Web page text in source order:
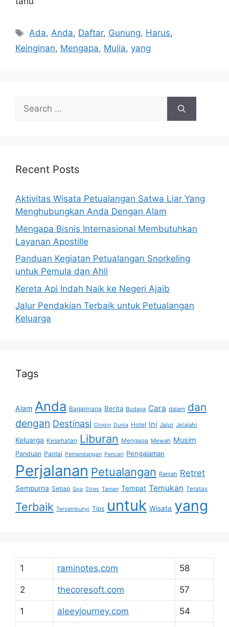
Tags
Ada,Anda, Daftar, Gunung, Harus,
Keinginan, Mengapa, Mulia, yang
Search
for:
Recent Posts
Aktivitas Wisata Petualangan Satwa Liar Yang
Menghubungkan Anda Dengan Alam
Mengapa Bisnis Internasional Membutuhkan
Layanan Apostille
Panduan Kegiatan Petualangan Snorkeling
untuk Pemula dan Ahli
Kereta Api Indah Naik ke Negeri Ajaib
Jalur Pendakian Terbaik untuk Petualangan
Keluarga
Tags
Alam Anda Bagaimana Berita Budaya Cara dalam dan
dengan Destinasi Dingin Dunia Hotel Ini Jalur Jelajahi
Keluarga Kesehatan Liburan Mengapa Mewah Musim
Panduan Pantai Pemandangan Pencari Pengalaman
Perjalanan Petualangan Ramah Retret
Sempurna Setiap Spa Stres Taman Tempat Temukan Teratas
Terbaik Tersembunyi Tips untuk Wisata yang
1 raminotes.com 58
2 thecoresoft.com 57
1 aleeyjourney.com 54